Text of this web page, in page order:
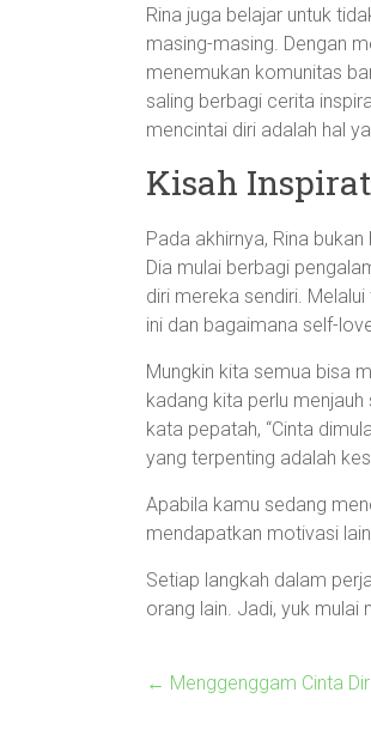
Rina juga belajar untuk
masing-masing. Dengan
menemukan komunitas
saling berbagi cerita
mencintai diri adalah hal
Kisah
Pada akhirnya, Rina
Dia mulai berbagi
diri mereka sendiri.
ini dan bagaimana self-
Mungkin kita semua bisa
kadang kita perlu
kata pepatah, “Cinta
yang terpenting adalah
Apabila kamu sedang
mendapatkan motivasi
Setiap langkah dalam
orang lain. Jadi, yuk mulai
← Menggenggam Cinta